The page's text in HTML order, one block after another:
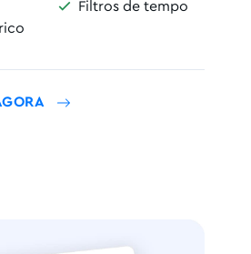
 Filtros de tempo